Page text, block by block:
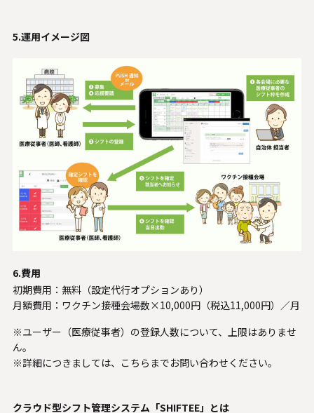
5.運用イメージ図
6.費用
初期費用：無料（設定代行オプションあり）
月額費用：ワクチン接種会場数×10,000円（税込11,000円）／月
※ユーザー（医療従事者）の登録人数について、上限はありませ
ん。
※詳細につきましては、 こちら までお問い合わせください。
クラウド型シフト管理システム「SHIFTEE」とは